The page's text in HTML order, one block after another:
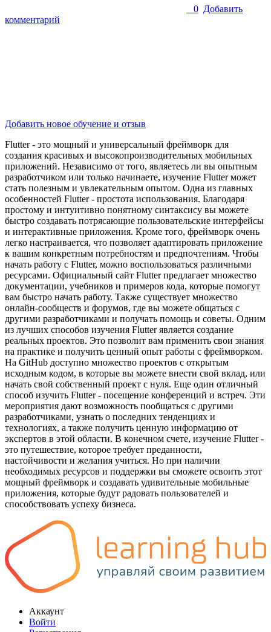
0 Добавить
комментарий
Добавить новое обучение и отзыв
Flutter - это мощный и универсальный фреймворк для
создания красивых и высокопроизводительных мобильных
приложений. Независимо от того, являетесь ли вы опытным
разработчиком или только начинаете, изучение Flutter может
стать полезным и увлекательным опытом. Одна из главных
особенностей Flutter - простота использования. Благодаря
простому и интуитивно понятному синтаксису вы можете
быстро создавать потрясающие пользовательские интерфейсы
и интерактивные приложения. Кроме того, фреймворк очень
легко настраивается, что позволяет адаптировать приложение
к вашим конкретным потребностям и предпочтениям. Чтобы
начать работу с Flutter, можно воспользоваться различными
ресурсами. Официальный сайт Flutter предлагает множество
документации, учебников и примеров кода, которые помогут
вам быстро начать работу. Также существует множество
онлайн-сообществ и форумов, где вы можете общаться с
другими разработчиками и получать помощь и советы. Одним
из лучших способов изучения Flutter является создание
реальных проектов. Это позволит вам применить свои знания
на практике и получить ценный опыт работы с фреймворком.
На GitHub доступно множество проектов с открытым
исходным кодом, в которые вы можете внести свой вклад, или
начать свой собственный проект с нуля. Еще один отличный
способ изучить Flutter - посещение конференций и встреч. Эти
мероприятия дают возможность пообщаться с другими
разработчиками, узнать о последних тенденциях и
технологиях, а также получить ценную информацию от
экспертов в этой области. В конечном счете, изучение Flutter -
это путешествие, которое требует преданности,
настойчивости и желания учиться. Но при наличии
необходимых ресурсов и поддержки вы сможете освоить этот
мощный фреймворк и создавать удивительные мобильные
приложения, которые будут радовать пользователей и
способствовать успеху бизнеса.
Аккаунт
Войти